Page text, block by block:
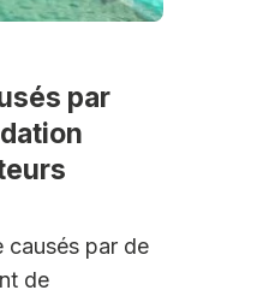
par
causés par de
de